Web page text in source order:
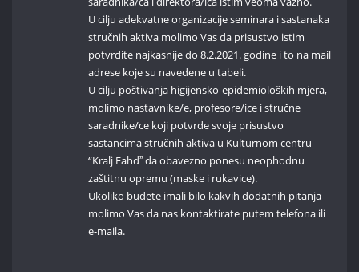
U cilju adekvatne organizacije seminara i sastanaka
stručnih aktiva molimo Vas da prisustvo istim
potvrdite najkasnije do 8.2.2021. godine i to na mail
adrese koje su navedene u tabeli.
U cilju poštivanja higijensko-epidemioloških mjera,
molimo nastavnike/e, profesore/ice i stručne
saradnike/ce koji potvrde svoje prisustvo
sastancima stručnih aktiva u Kulturnom centru
“Kralj Fahdˮ da obavezno ponesu neophodnu
zaštitnu opremu (maske i rukavice).
Ukoliko budete imali bilo kakvih dodatnih pitanja
molimo Vas da nas kontaktirate putem telefona ili
e-maila.